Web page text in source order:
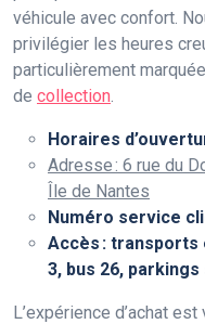
véhicule avec confort.
privilégier les heures
particulièrement
de collection
Horaires
Adresse : 6 rue du
Île de Nantes
Numéro service
Accès : transports
3, bus 26,
L’expérience d’achat